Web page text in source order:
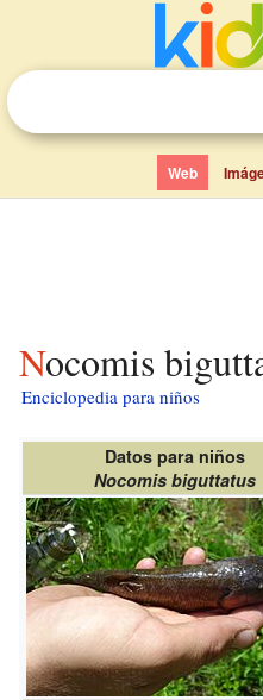
Web
Nocomis
Enciclopedia para niños
Datos para niños
Nocomis biguttatus